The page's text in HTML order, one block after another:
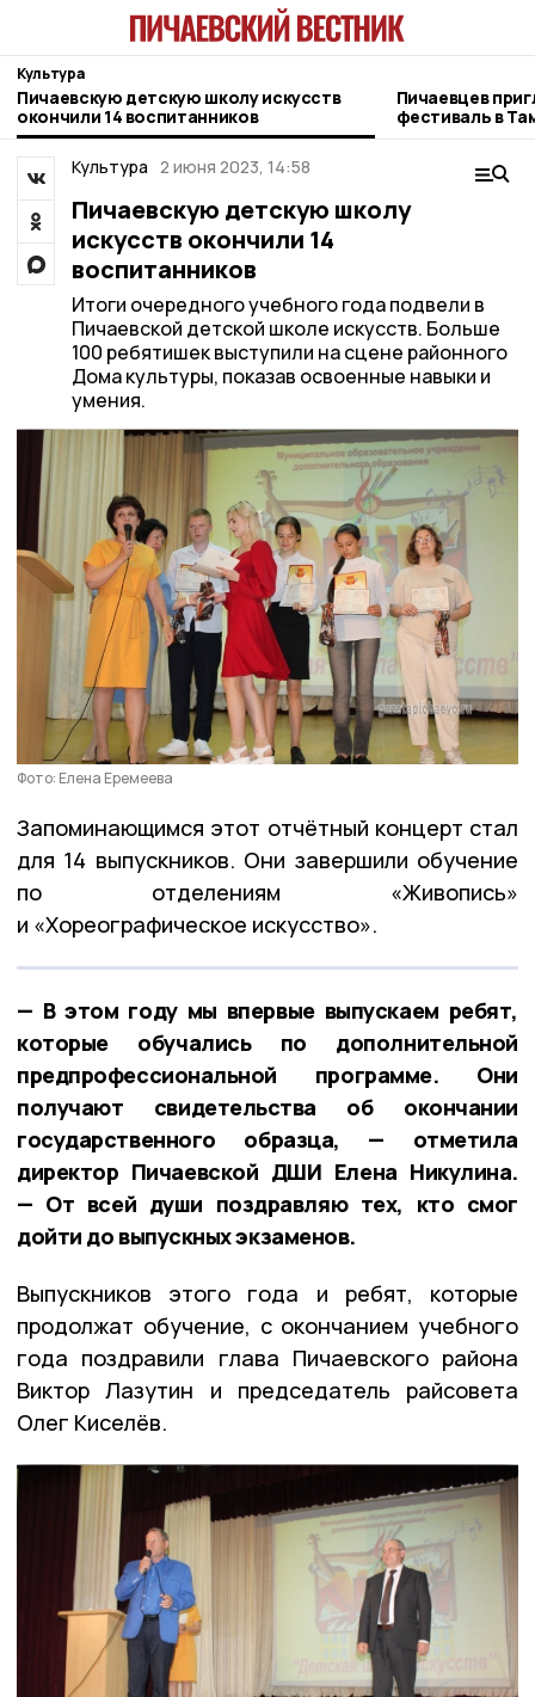
Культура
Пичаевскую детскую школу искусств
окончили 14 воспитанников
Пичаевцев
фестиваль в
Культура 2 июня 2023, 14:58
Пичаевскую детскую школу
искусств окончили 14
воспитанников
Итоги очередного учебного года подвели в
Пичаевской детской школе искусств. Больше
100 ребятишек выступили на сцене районного
Дома культуры, показав освоенные навыки и
умения.
Фото: Елена Еремеева
Запоминающимся этот отчётный концерт стал
для 14 выпускников. Они завершили обучение
по отделениям «Живопись»
и «Хореографическое искусство».
— В этом году мы впервые выпускаем ребят,
которые обучались по дополнительной
предпрофессиональной программе. Они
получают свидетельства об окончании
государственного образца, — отметила
директор Пичаевской ДШИ Елена Никулина.
— От всей души поздравляю тех, кто смог
дойти до выпускных экзаменов.
Выпускников этого года и ребят, которые
продолжат обучение, с окончанием учебного
года поздравили глава Пичаевского района
Виктор Лазутин и председатель райсовета
Олег Киселёв.